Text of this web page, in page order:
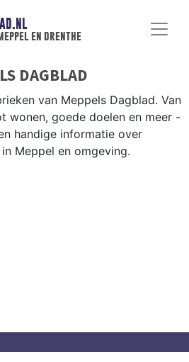
en drenthe
DAGBLAD
van Meppels Dagblad. Van
wonen, goede doelen en meer -
handige informatie over
Meppel en omgeving.